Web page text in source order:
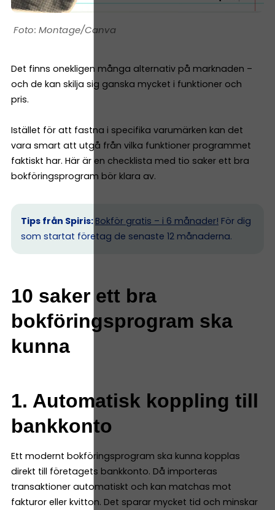
Montage/Canva
Det finns onekligen många alternativ på marknaden –
och de kan skilja sig ganska mycket i funktioner och
pris.
Istället för att fastna i specifika varumärken kan det
vara smart att utgå från vilka funktioner programmet
faktiskt har. Här är en checklista med tio saker ett bra
bokföringsprogram bör klara av.
Tips från Spiris: Bokför gratis – i 6 månader! För dig
som startat företag de senaste 12 månaderna.
10 saker ett bra
bokföringsprogram ska
kunna
1. Automatisk koppling till
bankkonto
Ett modernt bokföringsprogram ska kunna kopplas
direkt till företagets bankkonto. Då importeras
transaktioner automatiskt och kan matchas mot
fakturor eller kvitton. Det sparar mycket tid och minskar